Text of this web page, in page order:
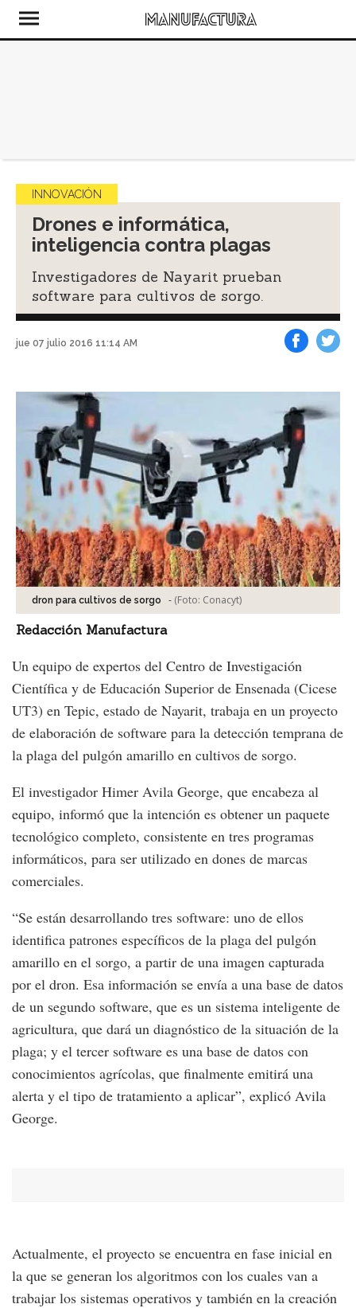
INNOVACIÓN
Drones e informática,
inteligencia contra plagas
Investigadores de Nayarit prueban
software para cultivos de sorgo.
jue 07 julio 2016 11:14 AM
dron para cultivos de sorgo - (Foto: Conacyt)
Redacción Manufactura
Un equipo de expertos del Centro de Investigación
Científica y de Educación Superior de Ensenada (Cicese
UT3) en Tepic, estado de Nayarit, trabaja en un proyecto
de elaboración de software para la detección temprana de
la plaga del pulgón amarillo en cultivos de sorgo.
El investigador Himer Avila George, que encabeza al
equipo, informó que la intención es obtener un paquete
tecnológico completo, consistente en tres programas
informáticos, para ser utilizado en dones de marcas
comerciales.
“Se están desarrollando tres software: uno de ellos
identifica patrones específicos de la plaga del pulgón
amarillo en el sorgo, a partir de una imagen capturada
por el dron. Esa información se envía a una base de datos
de un segundo software, que es un sistema inteligente de
agricultura, que dará un diagnóstico de la situación de la
plaga; y el tercer software es una base de datos con
conocimientos agrícolas, que finalmente emitirá una
alerta y el tipo de tratamiento a aplicar”, explicó Avila
George.
Actualmente, el proyecto se encuentra en fase inicial en
la que se generan los algoritmos con los cuales van a
trabajar los sistemas operativos y también en la creación